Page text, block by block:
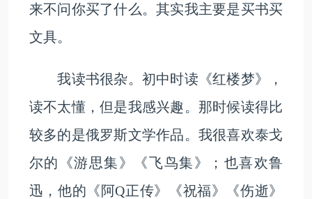
来不问你买了什么。其实我主要是买书买
文具。
我读书很杂。初中时读《红楼梦》，
读不太懂，但是我感兴趣。那时候读得比
较多的是俄罗斯文学作品。我很喜欢泰戈
尔的《游思集》《飞鸟集》；也喜欢鲁
迅，他的《阿Q正传》《祝福》《伤逝》